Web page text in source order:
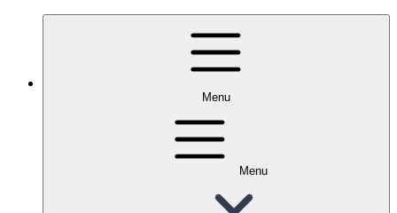
Menu
Menu